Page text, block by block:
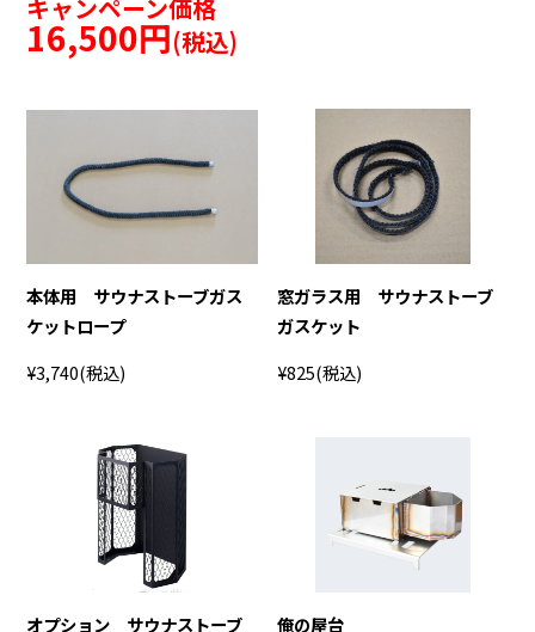
キャンペーン価格
16,500円(税込)
本体用 サウナストーブガス
ケットロープ
¥3,740(税込)
窓ガラス用 サウナストーブ
ガスケット
¥825(税込)
オプション サウナストーブ
俺の屋台